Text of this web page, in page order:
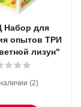
Набор для
опытов ТРИ
лизун"
(2)